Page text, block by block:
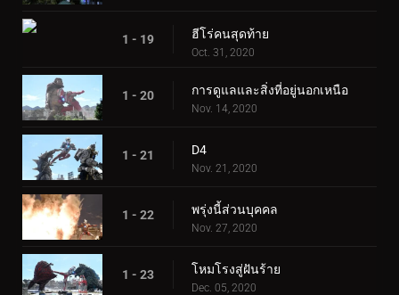
1 - 19 ฮีโร่คนสุดท้าย
Oct. 31, 2020
1 - 20 การดูแลและสิ่งที่อยู่นอกเหนือ
Nov. 14, 2020
1 - 21 D4
Nov. 21, 2020
1 - 22 พรุ่งนี้ส่วนบุคคล
Nov. 27, 2020
1 - 23 โหมโรงสู่ฝันร้าย
Dec. 05, 2020